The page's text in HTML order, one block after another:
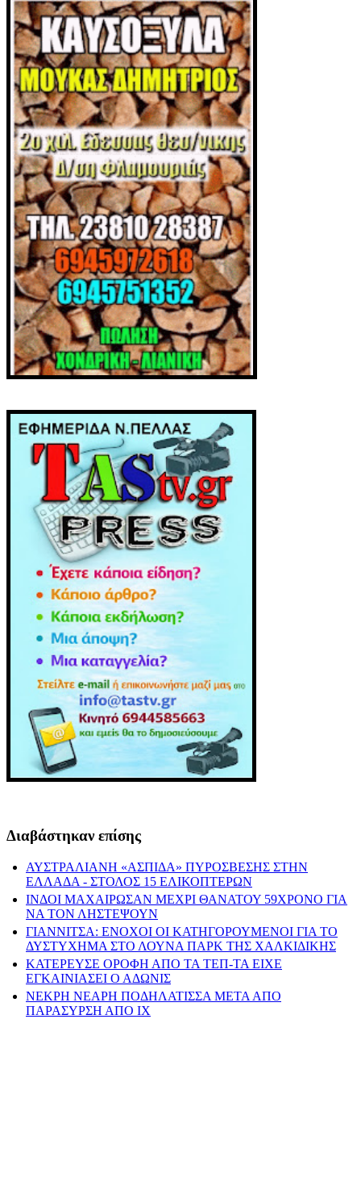
Διαβάστηκαν επίσης
ΑΥΣΤΡΑΛΙΑΝΗ «ΑΣΠΙΔΑ» ΠΥΡΟΣΒΕΣΗΣ ΣΤΗΝ
ΕΛΛΑΔΑ - ΣΤΟΛΟΣ 15 ΕΛΙΚΟΠΤΕΡΩΝ
ΙΝΔΟΙ ΜΑΧΑΙΡΩΣΑΝ ΜΕΧΡΙ ΘΑΝΑΤΟΥ 59ΧΡΟΝΟ ΓΙΑ
ΝΑ ΤΟΝ ΛΗΣΤΕΨΟΥΝ
ΓΙΑΝΝΙΤΣΑ: ΕΝΟΧΟΙ ΟΙ ΚΑΤΗΓΟΡΟΥΜΕΝΟΙ ΓΙΑ ΤΟ
ΔΥΣΤΥΧΗΜΑ ΣΤΟ ΛΟΥΝΑ ΠΑΡΚ ΤΗΣ ΧΑΛΚΙΔΙΚΗΣ
ΚΑΤΕΡΕΥΣΕ ΟΡΟΦΗ ΑΠΟ ΤΑ ΤΕΠ-ΤΑ ΕΙΧΕ
ΕΓΚΑΙΝΙΑΣΕΙ Ο ΑΔΩΝΙΣ
ΝΕΚΡΗ ΝΕΑΡΗ ΠΟΔΗΛΑΤΙΣΣΑ ΜΕΤΑ ΑΠΟ
ΠΑΡΑΣΥΡΣΗ ΑΠΟ ΙΧ